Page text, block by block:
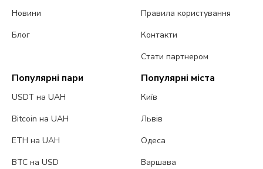
Новини
Блог
Правила користування
Контакти
Стати партнером
Популярні пари
USDT на UAH
Bitcoin на UAH
ETH на UAH
BTC на USD
Популярні міста
Київ
Львів
Одеса
Варшава